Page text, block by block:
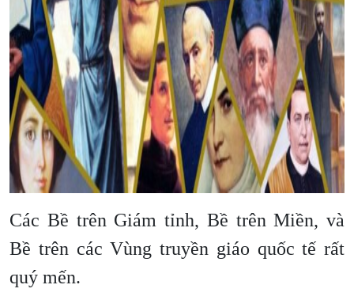
Các Bề trên Giám tỉnh, Bề trên Miền, và
Bề trên các Vùng truyền giáo quốc tế rất
quý mến.